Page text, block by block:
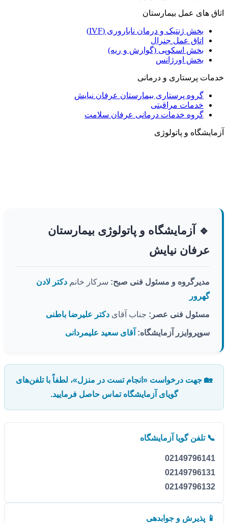
اتاق های عمل بیمارستان
بخش ژنتیک و درمان ناباروری (IVF)
اتاق عمل جنرال
بخش اسکوپی (گوارش و ریه)
بخش اورژانس
خدمات پرستاری و درمانی
گروه پرستاری بیمارستان عرفان نیایش
خدمات مراقبتی
گروه خدمات درمانی عرفان سلامت
آزمایشگاه و پاتولوژی
🔹 آزمایشگاه و پاتولوژی بیمارستان
عرفان نیایش
مدیرگروه و مسئول فنی صبح: سرکار خانم دکتر لادن
گهرور
مسئول فنی عصر: جناب آقای دکتر علیرضا باطنی
سوپروایزر آزمایشگاه: آقای سعید علیمردانی
🏡 جهت درخواست «انجام تست در منزل»، لطفاً با تلفن‌های
گویای آزمایشگاه تماس حاصل فرمایید.
📞 تلفن گویا آزمایشگاه
02149796141
02149796131
02149796132
📱 پذیرش و جوابدهی